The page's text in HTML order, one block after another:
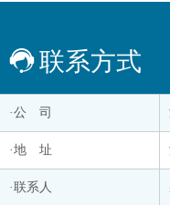
联系方式
·公 司
·地 址
·联系人